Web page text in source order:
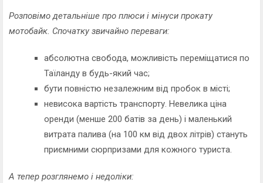
Розповімо детальніше про плюси і мінуси прокату
мотобайк. Спочатку звичайно переваги:
абсолютна свобода, можливість переміщатися по
Таїланду в будь-який час;
бути повністю незалежним від пробок в місті;
невисока вартість транспорту. Невелика ціна
оренди (менше 200 батів за день) і маленький
витрата палива (на 100 км від двох літрів) стануть
приємними сюрпризами для кожного туриста.
А тепер розглянемо і недоліки: